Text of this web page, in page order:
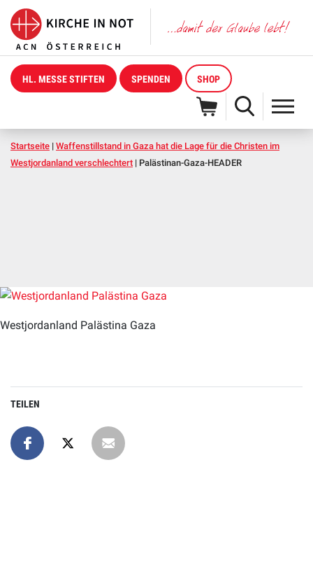
HL. MESSE STIFTEN SPENDEN SHOP
Startseite | Waffenstillstand in Gaza hat die Lage für die Christen im
Westjordanland verschlechtert | Palästinan-Gaza-HEADER
Westjordanland Palästina Gaza
TEILEN